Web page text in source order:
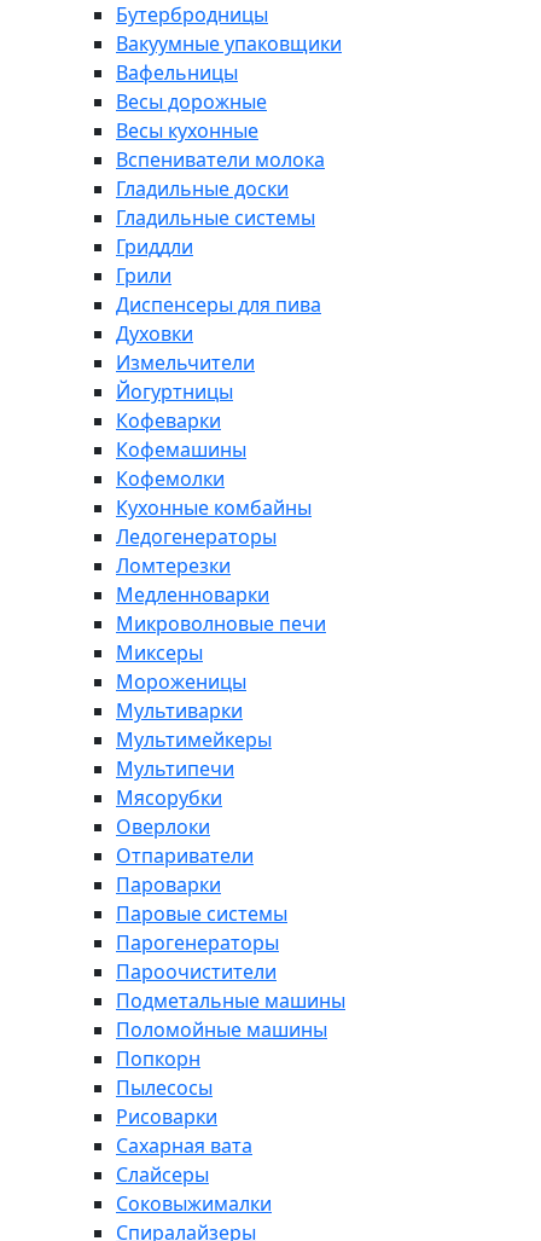
Бутербродницы
Вакуумные упаковщики
Вафельницы
Весы дорожные
Весы кухонные
Вспениватели молока
Гладильные доски
Гладильные системы
Гриддли
Грили
Диспенсеры для пива
Духовки
Измельчители
Йогуртницы
Кофеварки
Кофемашины
Кофемолки
Кухонные комбайны
Ледогенераторы
Ломтерезки
Медленноварки
Микроволновые печи
Миксеры
Мороженицы
Мультиварки
Мультимейкеры
Мультипечи
Мясорубки
Оверлоки
Отпариватели
Пароварки
Паровые системы
Парогенераторы
Пароочистители
Подметальные машины
Поломойные машины
Попкорн
Пылесосы
Рисоварки
Сахарная вата
Слайсеры
Соковыжималки
Спиралайзеры